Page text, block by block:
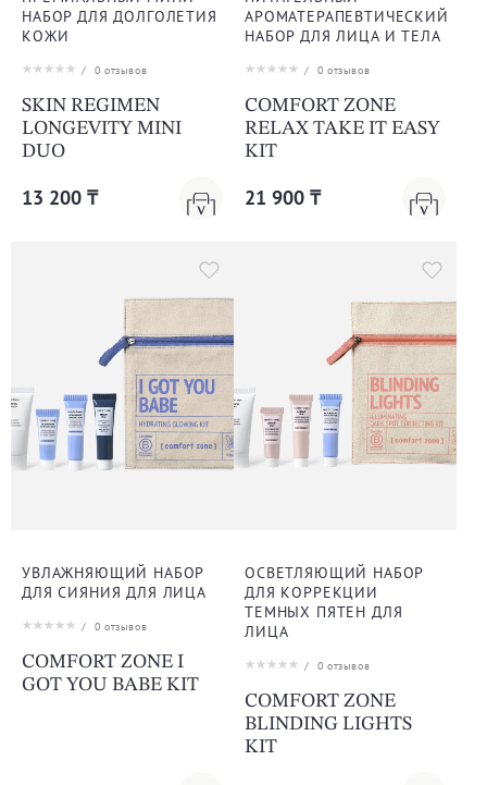
НАБОР ДЛЯ ДОЛГОЛЕТИЯ
КОЖИ
/ 0 отзывов
SKIN REGIMEN
LONGEVITY MINI
DUO
13 200 ₸
АРОМАТЕРАПЕВТИЧЕСКИЙ
НАБОР ДЛЯ ЛИЦА И ТЕЛА
/ 0 отзывов
COMFORT ZONE
RELAX TAKE IT EASY
KIT
21 900 ₸
УВЛАЖНЯЮЩИЙ НАБОР
ДЛЯ СИЯНИЯ ДЛЯ ЛИЦА
/ 0 отзывов
COMFORT ZONE I
GOT YOU BABE KIT
ОСВЕТЛЯЮЩИЙ НАБОР
ДЛЯ КОРРЕКЦИИ
ТЕМНЫХ ПЯТЕН ДЛЯ
ЛИЦА
/ 0 отзывов
COMFORT ZONE
BLINDING LIGHTS
KIT